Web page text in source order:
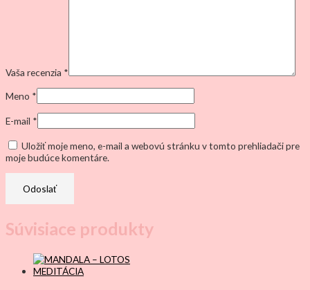
Vaša recenzia *
Meno *
E-mail *
Uložiť moje meno, e-mail a webovú stránku v tomto prehliadači pre
moje budúce komentáre.
Súvisiace produkty